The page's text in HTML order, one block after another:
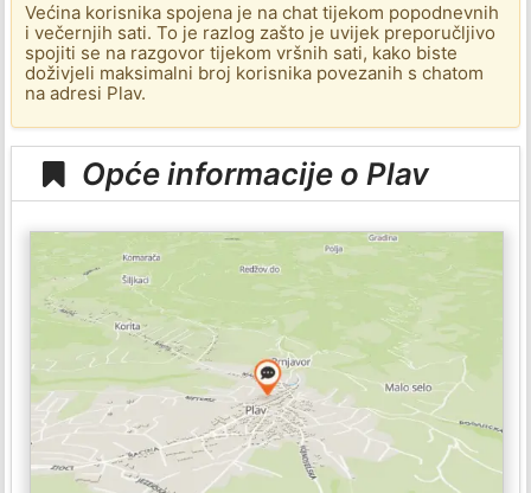
Većina korisnika spojena je na chat tijekom popodnevnih
i večernjih sati. To je razlog zašto je uvijek preporučljivo
spojiti se na razgovor tijekom vršnih sati, kako biste
doživjeli maksimalni broj korisnika povezanih s chatom
na adresi Plav.
Opće informacije o Plav